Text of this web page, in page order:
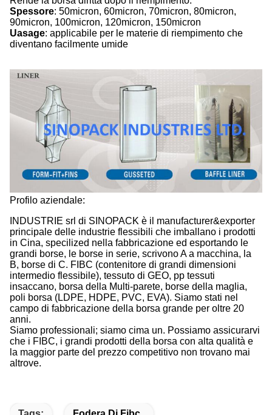
Spessore: 50micron, 60micron, 70micron, 80micron,
90micron, 100micron, 120micron, 150micron
Uasage: applicabile per le materie di riempimento che
diventano facilmente umide
Profilo aziendale:
INDUSTRIE srl di SINOPACK è il manufacturer&exporter
principale delle industrie flessibili che imballano i prodotti
in Cina, specilized nella fabbricazione ed esportando le
grandi borse, le borse in serie, scrivono A a macchina, la
B, borse di C. FIBC (contenitore di grandi dimensioni
intermedio flessibile), tessuto di GEO, pp tessuti
insaccano, borsa della Multi-parete, borse della maglia,
poli borsa (LDPE, HDPE, PVC, EVA). Siamo stati nel
campo di fabbricazione della borsa grande per oltre 20
anni.
Siamo professionali; siamo cima un. Possiamo assicurarvi
che i FIBC, i grandi prodotti della borsa con alta qualità e
la maggior parte del prezzo competitivo non trovano mai
altrove.